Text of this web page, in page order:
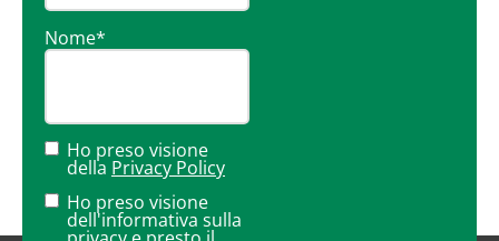
Nome*
Ho preso visione
della Privacy Policy
Ho preso visione
dell'informativa sulla